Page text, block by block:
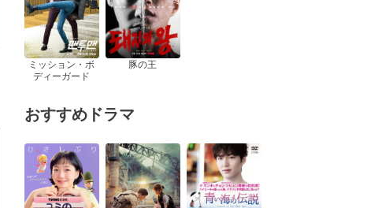
ミッション・ボ
ディーガード
豚の王
おすすめドラマ